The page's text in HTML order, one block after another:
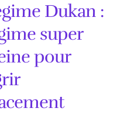
Dukan :
super
pour